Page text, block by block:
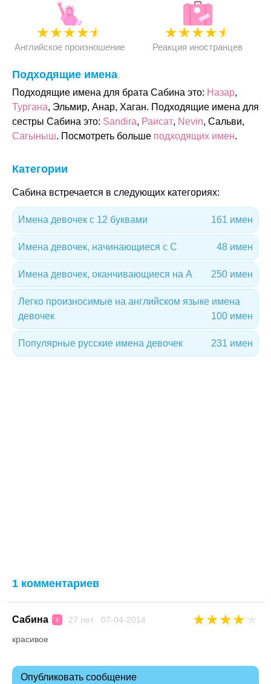
★★★★★
Английское произношение
★★★★★
Реакция иностранцев
Подходящие имена
Подходящие имена для брата Сабина это: Назар,
Тургана, Эльмир, Анар, Хаган. Подходящие имена для
сестры Сабина это: Sandira, Раисат, Nevin, Сальви,
Сагыныш. Посмотреть больше подходящих имен.
Категории
Сабина встречается в следующих категориях:
Имена девочек с 12 буквами 161 имен
Имена девочек, начинающиеся с С 48 имен
Имена девочек, оканчивающиеся на А 250 имен
Легко произносимые на английском языке имена
девочек
100 имен
Популярные русские имена девочек 231 имен
1 комментариев
Сабина ♀ 27 лет 07-04-2014 ★★★★
красивое
Опубликовать сообщение